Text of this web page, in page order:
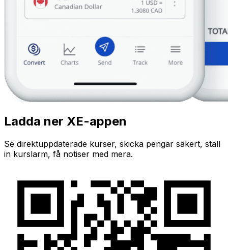
Ladda ner XE-appen
Se direktuppdaterade kurser, skicka pengar säkert, ställ
in kurslarm, få notiser med mera.